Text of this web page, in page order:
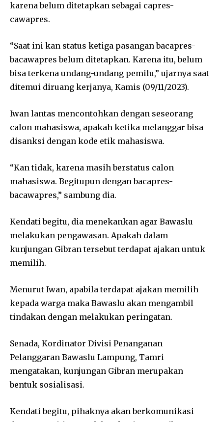
karena belum ditetapkan sebagai capres-
cawapres.
“Saat ini kan status ketiga pasangan bacapres-
bacawapres belum ditetapkan. Karena itu, belum
bisa terkena undang-undang pemilu,” ujarnya saat
ditemui diruang kerjanya, Kamis (09/11/2023).
Iwan lantas mencontohkan dengan seseorang
calon mahasiswa, apakah ketika melanggar bisa
disanksi dengan kode etik mahasiswa.
“Kan tidak, karena masih berstatus calon
mahasiswa. Begitupun dengan bacapres-
bacawapres,” sambung dia.
Kendati begitu, dia menekankan agar Bawaslu
melakukan pengawasan. Apakah dalam
kunjungan Gibran tersebut terdapat ajakan untuk
memilih.
Menurut Iwan, apabila terdapat ajakan memilih
kepada warga maka Bawaslu akan mengambil
tindakan dengan melakukan peringatan.
Senada, Kordinator Divisi Penanganan
Pelanggaran Bawaslu Lampung, Tamri
mengatakan, kunjungan Gibran merupakan
bentuk sosialisasi.
Kendati begitu, pihaknya akan berkomunikasi